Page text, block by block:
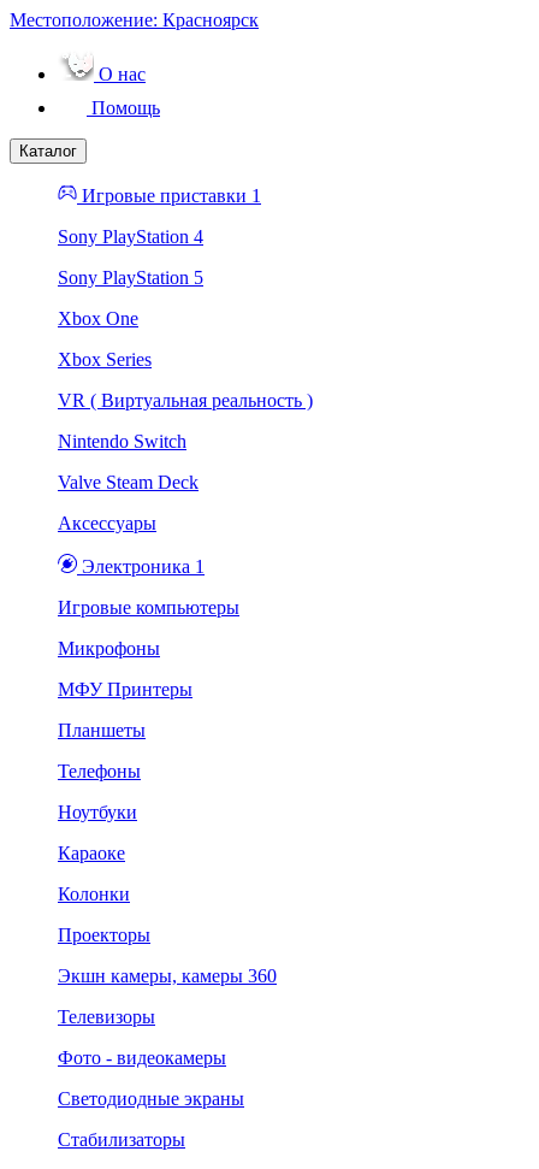
Местоположение: Красноярск
О нас
Помощь
Каталог
Игровые приставки 1
Sony PlayStation 4
Sony PlayStation 5
Xbox One
Xbox Series
VR ( Виртуальная реальность )
Nintendo Switch
Valve Steam Deck
Аксессуары
Электроника 1
Игровые компьютеры
Микрофоны
МФУ Принтеры
Планшеты
Телефоны
Ноутбуки
Караоке
Колонки
Проекторы
Экшн камеры, камеры 360
Телевизоры
Фото - видеокамеры
Светодиодные экраны
Стабилизаторы